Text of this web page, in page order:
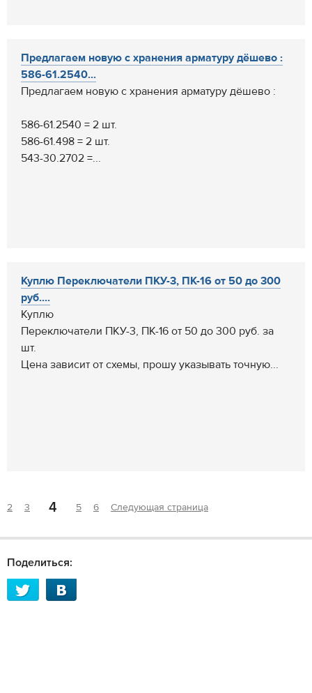
Предлагаем новую с хранения арматуру дёшево :
586-61.2540...
Предлагаем новую с хранения арматуру дёшево :
586-61.2540 = 2 шт.
586-61.498 = 2 шт.
543-30.2702 =...
Куплю Переключатели ПКУ-3, ПК-16 от 50 до 300
руб....
Куплю
Переключатели ПКУ-3, ПК-16 от 50 до 300 руб. за
шт.
Цена зависит от схемы, прошу указывать точную...
2 3 4 5 6 Следующая страница
Поделиться: